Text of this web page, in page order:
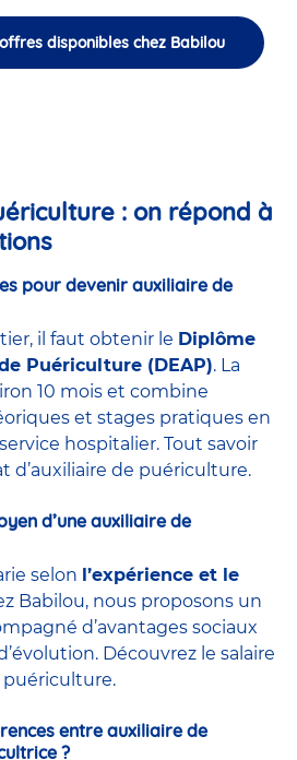
disponibles chez Babilou
: on répond à
pour devenir auxiliaire de
il faut obtenir le Diplôme
Puériculture (DEAP). La
10 mois et combine
et stages pratiques en
hospitalier. Tout savoir
d’auxiliaire de puériculture.
d’une auxiliaire de
selon l’expérience et le
Babilou, nous proposons un
d’avantages sociaux
Découvrez le salaire
puériculture.
entre auxiliaire de
?